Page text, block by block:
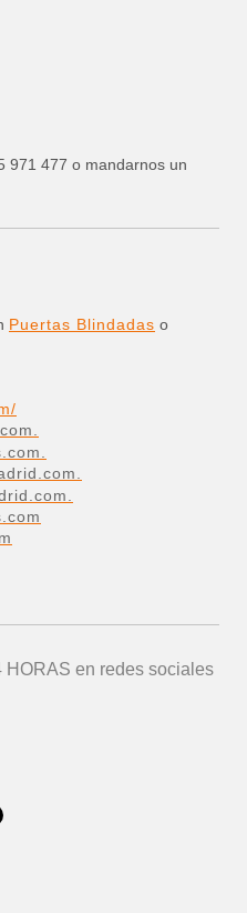
971 477 o mandarnos un
Puertas Blindadas o
HORAS en redes sociales